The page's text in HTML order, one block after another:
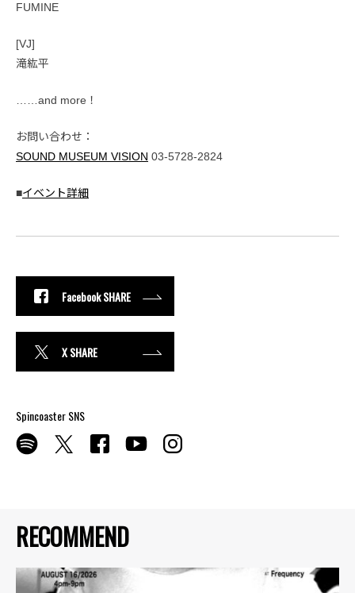
RECOMMEND
FUMINE
[VJ]
滝紘平
……and more！
お問い合わせ：
SOUND MUSEUM VISION 03-5728-2824
■イベント詳細
Facebook SHARE
X SHARE
Spincoaster SNS